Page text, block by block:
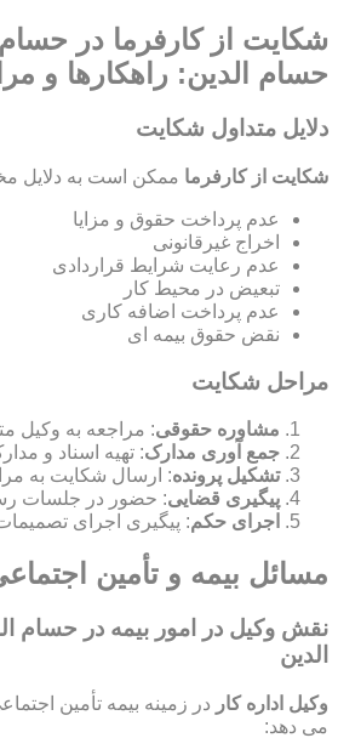
شکایت از کارفرما در
حسام الدین: راهکارها و
دلایل متداول شکایت
شکایت از کارفرما ممکن است به دلایل
عدم پرداخت حقوق و مزایا
اخراج غیرقانونی
عدم رعایت شرایط قراردادی
تبعیض در محیط کار
عدم پرداخت اضافه کاری
نقض حقوق بیمه ای
مراحل شکایت
مشاوره حقوقی: مراجعه به وکیل
جمع آوری مدارک: تهیه اسناد و
تشکیل پرونده: ارسال شکایت به
پیگیری قضایی: حضور در جلسات
اجرای حکم: پیگیری اجرای
مسائل بیمه و تأمین
نقش وکیل در امور بیمه در حسام
الدین
وکیل اداره کار در زمینه بیمه تأمین
می دهد: